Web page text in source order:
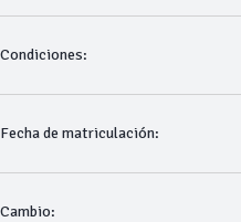
Condiciones:
Fecha de matriculación:
Cambio: